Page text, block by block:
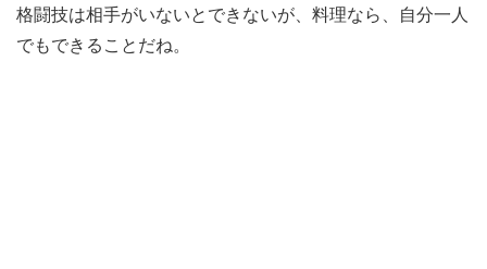
格闘技は相手がいないとできないが、料理なら、自分一人
でもできることだね。